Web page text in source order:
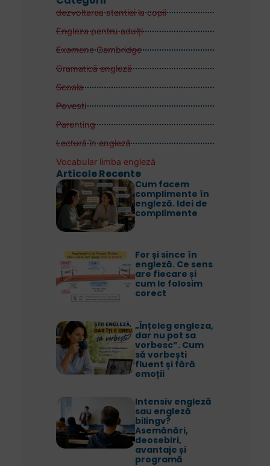
dezvoltarea atentiei la copii
Engleza pentru adulţi
Examene Cambridge
Gramatică engleză
Scoala
Povesti
Parenting
Lectură în engleză
Vocabular limba engleză
Articole Recente
Cum facem
complimente în
engleză. Idei de
complimente
For și since în
engleză. Ce sens
are fiecare și
cum le folosim
corect
„Înțeleg engleza,
dar nu pot sa
vorbesc”. Cum
să vorbești
fluent și fără
emoții
Intensiv engleză
sau engleză
bilingv?
Asemănări,
deosebiri,
avantaje și
programă